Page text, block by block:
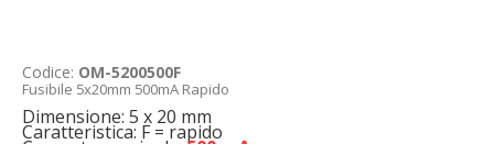
Codice: OM-5200500F
Fusibile 5x20mm 500mA Rapido
Dimensione: 5 x 20 mm
Caratteristica: F = rapido